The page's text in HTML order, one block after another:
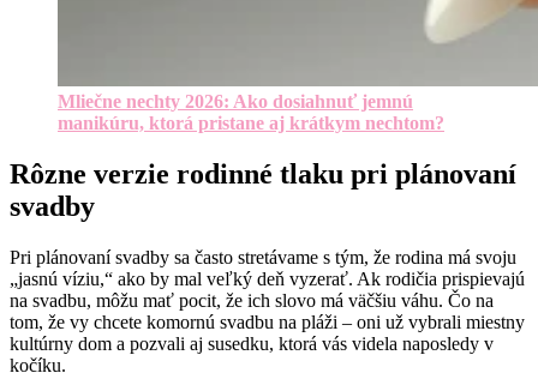
Mliečne nechty 2026: Ako dosiahnuť jemnú
manikúru, ktorá pristane aj krátkym nechtom?
Rôzne verzie rodinné tlaku pri plánovaní
svadby
Pri plánovaní svadby sa často stretávame s tým, že rodina má svoju
„jasnú víziu,“ ako by mal veľký deň vyzerať. Ak rodičia prispievajú
na svadbu, môžu mať pocit, že ich slovo má väčšiu váhu. Čo na
tom, že vy chcete komornú svadbu na pláži – oni už vybrali miestny
kultúrny dom a pozvali aj susedku, ktorá vás videla naposledy v
kočíku.